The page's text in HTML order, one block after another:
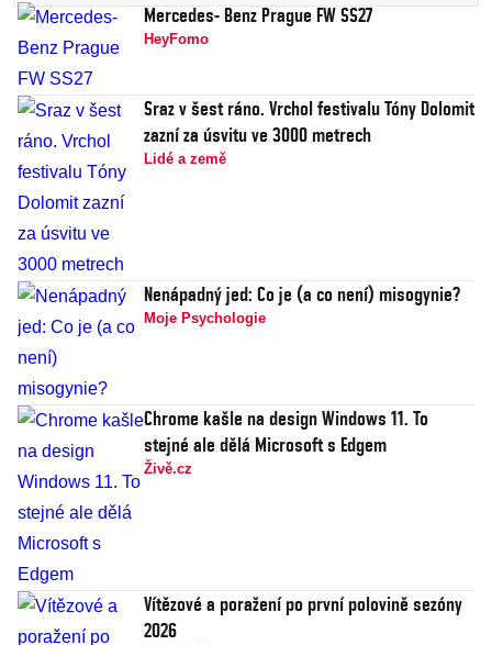
Mercedes- Benz Prague FW SS27
HeyFomo
Sraz v šest ráno. Vrchol festivalu Tóny Dolomit
zazní za úsvitu ve 3000 metrech
Lidé a země
Nenápadný jed: Co je (a co není) misogynie?
Moje Psychologie
Chrome kašle na design Windows 11. To
stejné ale dělá Microsoft s Edgem
Živě.cz
Vítězové a poražení po první polovině sezóny
2026